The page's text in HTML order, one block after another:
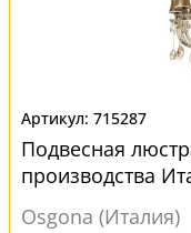
715287
Подвесная
производства
Osgona (Италия)